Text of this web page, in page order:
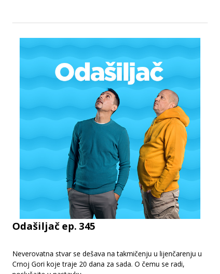
Odašiljač ep. 345
Neverovatna stvar se dešava na takmičenju u lijenčarenju u
Crnoj Gori koje traje 20 dana za sada. O čemu se radi,